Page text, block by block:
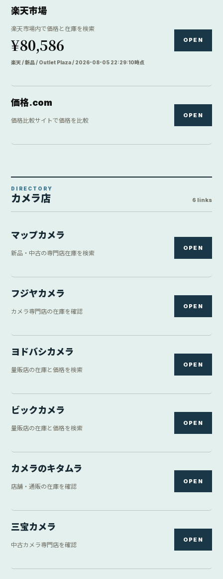
楽天市場
楽天市場内で価格と在庫を検索
¥80,586
楽天 / 新品 / Outlet Plaza / 2026-08-05 22:29:10時点
OPEN
価格.com
価格比較サイトで価格を比較
OPEN
DIRECTORY
カメラ店 6 links
マップカメラ
新品・中古の専門店在庫を検索
OPEN
フジヤカメラ
カメラ専門店の在庫を確認
OPEN
ヨドバシカメラ
量販店の在庫と価格を検索
OPEN
ビックカメラ
量販店の在庫と価格を検索
OPEN
カメラのキタムラ
店舗・通販の在庫を確認
OPEN
三宝カメラ
中古カメラ専門店を確認
OPEN